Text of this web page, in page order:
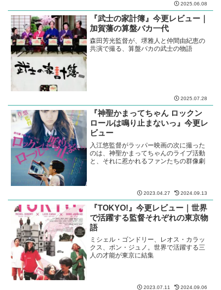
2025.06.08
『武士の家計簿』今更レビュー｜
加賀藩の算盤バカ一代
森田芳光監督が、堺雅人と仲間由紀恵の
共演で撮る、算盤バカの武士の物語
2025.07.28
『神聖かまってちゃん ロックン
ロールは鳴り止まないっ』今更レ
ビュー
入江悠監督がラッパー映画の次に撮った
のは、神聖かまってちゃんのライブ活動
と、それに惹かれるファンたちの群像劇
2023.04.27 2024.09.13
『TOKYO!』今更レビュー｜世界
で活躍する監督それぞれの東京物
語
ミシェル・ゴンドリー、レオス・カラッ
クス、ポン・ジュノ。世界で活躍する三
人の才能が東京に結集
2023.07.11 2024.09.06